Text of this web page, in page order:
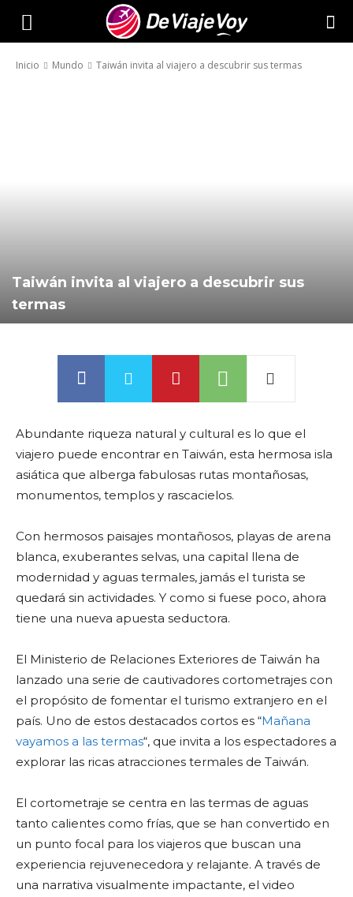
Inicio Mundo Taiwán invita al viajero a descubrir sus termas
Taiwán invita al viajero a descubrir sus
termas
Abundante riqueza natural y cultural es lo que el
viajero puede encontrar en Taiwán, esta hermosa isla
asiática que alberga fabulosas rutas montañosas,
monumentos, templos y rascacielos.
Con hermosos paisajes montañosos, playas de arena
blanca, exuberantes selvas, una capital llena de
modernidad y aguas termales, jamás el turista se
quedará sin actividades. Y como si fuese poco, ahora
tiene una nueva apuesta seductora.
El Ministerio de Relaciones Exteriores de Taiwán ha
lanzado una serie de cautivadores cortometrajes con
el propósito de fomentar el turismo extranjero en el
país. Uno de estos destacados cortos es “Mañana
vayamos a las termas“, que invita a los espectadores a
explorar las ricas atracciones termales de Taiwán.
El cortometraje se centra en las termas de aguas
tanto calientes como frías, que se han convertido en
un punto focal para los viajeros que buscan una
experiencia rejuvenecedora y relajante. A través de
una narrativa visualmente impactante, el video